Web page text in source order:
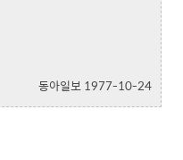
동아일보 1977-10-24